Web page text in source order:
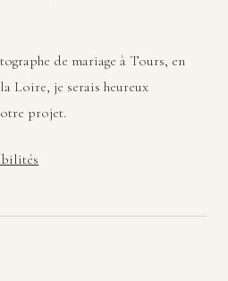
de mariage à Tours, en
Loire, je serais heureux
projet.